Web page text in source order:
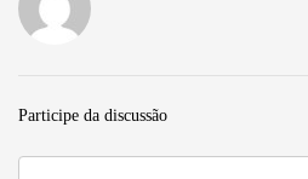
Participe da discussão